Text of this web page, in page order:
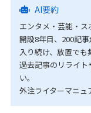
AI要約
エンタメ・芸能・ス
開設8年目、200記
入り続け、放置でも
過去記事のリライト
い。
外注ライターマニュ